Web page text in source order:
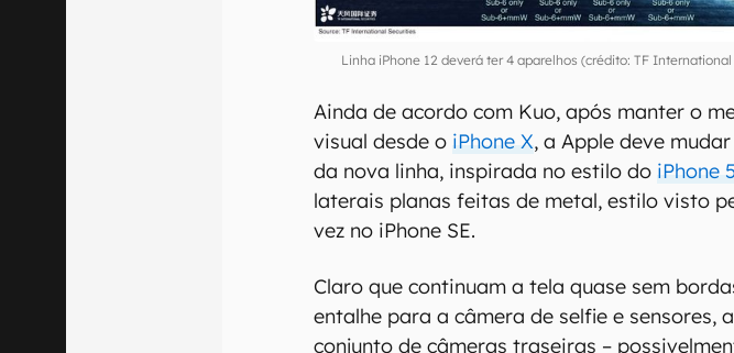
Linha iPhone 12 deverá ter 4 aparelhos (crédito: TF
Ainda de acordo com Kuo, após manter o
visual desde o iPhone X, a Apple deve
da nova linha, inspirada no estilo do iPhone
laterais planas feitas de metal, estilo visto
vez no iPhone SE.
Claro que continuam a tela quase sem
entalhe para a câmera de selfie e sensores,
conjunto de câmeras traseiras –